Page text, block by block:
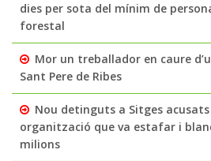
dies per sota del mínim de
forestal
Mor un treballador en caure
Sant Pere de Ribes
Nou detinguts a Sitges
organització que va estafar i
milions